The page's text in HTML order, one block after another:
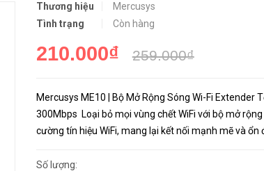
Thương hiệu
Mercusys
Tình trạng
Còn hàng
210.000₫ 259.000₫
Mercusys ME10 | Bộ Mở Rộng Sóng Wi-Fi Extender
300Mbps Loại bỏ mọi vùng chết WiFi với bộ mở
cường tín hiệu WiFi, mang lại kết nối mạnh mẽ và ổn
lê...
Số lượng: